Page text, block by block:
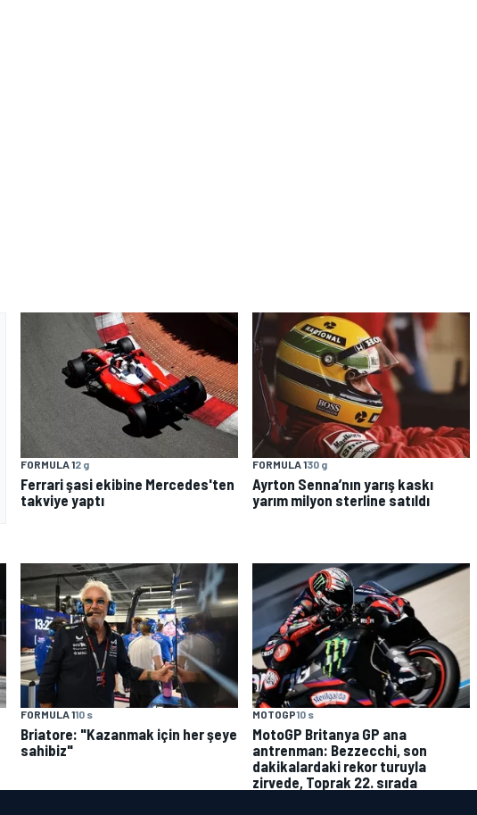
FORMULA 12 g
Ferrari şasi ekibine Mercedes'ten
takviye yaptı
FORMULA 130 g
Ayrton Senna’nın yarış kaskı
yarım milyon sterline satıldı
FORMULA 110 s
Briatore: "Kazanmak için her şeye
sahibiz"
MOTOGP10 s
MotoGP Britanya GP ana
antrenman: Bezzecchi, son
dakikalardaki rekor turuyla
zirvede, Toprak 22. sırada